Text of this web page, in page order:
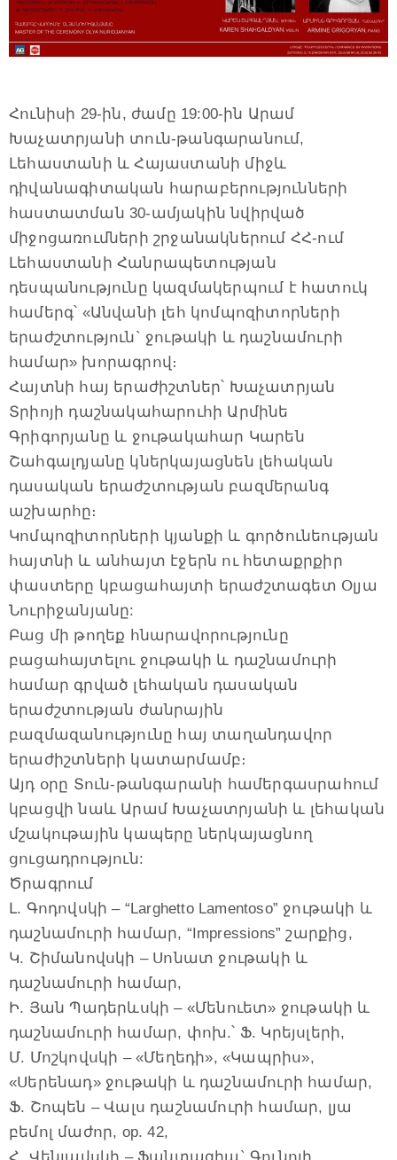
Հունիսի 29-ին, ժամը 19:00-ին Արամ
Խաչատրյանի տուն-թանգարանում,
Լեհաստանի և Հայաստանի միջև
դիվանագիտական հարաբերությունների
հաստատման 30-ամյակին նվիրված
միջոցառումների շրջանակներում ՀՀ-ում
Լեհաստանի Հանրապետության
դեսպանությունը կազմակերպում է հատուկ
համերգ՝ «Անվանի լեհ կոմպոզիտորների
երաժշտություն` ջութակի և դաշնամուրի
համար» խորագրով։
Հայտնի հայ երաժիշտներ՝ Խաչատրյան
Տրիոյի դաշնակահարուհի Արմինե
Գրիգորյանը և ջութակահար Կարեն
Շահգալդյանը կներկայացնեն լեհական
դասական երաժշտության բազմերանգ
աշխարհը։
Կոմպոզիտորների կյանքի և գործունեության
հայտնի և անհայտ էջերն ու հետաքրքիր
փաստերը կբացահայտի երաժշտագետ Օլյա
Նուրիջանյանը:
Բաց մի թողեք հնարավորությունը
բացահայտելու ջութակի և դաշնամուրի
համար գրված լեհական դասական
երաժշտության ժանրային
բազմազանությունը հայ տաղանդավոր
երաժիշտների կատարմամբ։
Այդ օրը Տուն-թանգարանի համերգասրահում
կբացվի նաև Արամ Խաչատրյանի և լեհական
մշակութային կապերը ներկայացնող
ցուցադրություն:
Ծրագրում
Լ. Գոդովսկի – “Larghetto Lamentoso” ջութակի և
դաշնամուրի համար, “Impressions” շարքից,
Կ. Շիմանովսկի – Սոնատ ջութակի և
դաշնամուրի համար,
Ի. Յան Պադերևսկի – «Մենուետ» ջութակի և
դաշնամուրի համար, փոխ.՝ Ֆ. Կրեյսլերի,
Մ. Մոշկովսկի – «Մեղեդի», «Կապրիս»,
«Սերենադ» ջութակի և դաշնամուրի համար,
Ֆ. Շոպեն – Վալս դաշնամուրի համար, լյա
բեմոլ մաժոր, op. 42,